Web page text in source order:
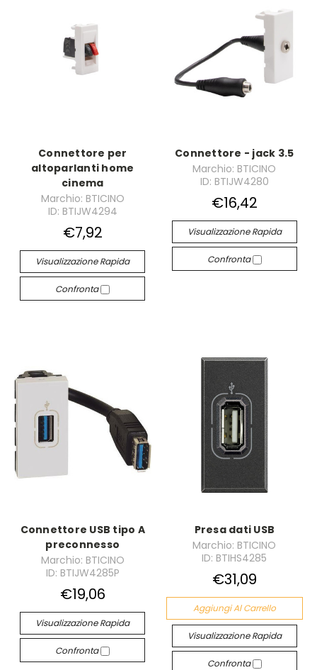
Connettore per
altoparlanti home
cinema
Marchio: BTICINO
ID: BTIJW4294
€7,92
Visualizzazione Rapida
Confronta
Connettore - jack 3.5
Marchio: BTICINO
ID: BTIJW4280
€16,42
Visualizzazione Rapida
Confronta
Connettore USB tipo A
preconnesso
Marchio: BTICINO
ID: BTIJW4285P
€19,06
Visualizzazione Rapida
Confronta
Presa dati USB
Marchio: BTICINO
ID: BTIHS4285
€31,09
Aggiungi Al Carrello
Visualizzazione Rapida
Confronta